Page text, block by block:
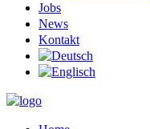
Jobs
News
Kontakt